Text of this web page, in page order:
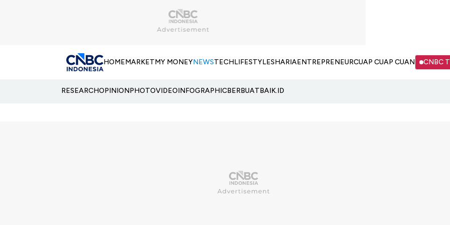
HOMEMARKETMY MONEYNEWSTECHLIFESTYLESHARIAENTREPRENEURCUAP CUAP CUAN CNBC
RESEARCHOPINIONPHOTOVIDEOINFOGRAPHICBERBUATBAIK.ID